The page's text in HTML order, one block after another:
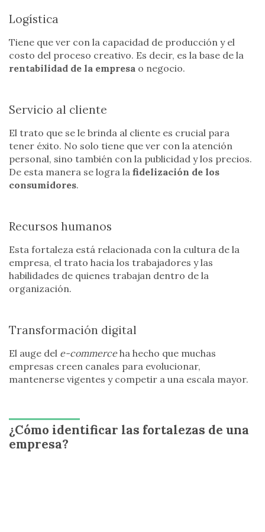
Logística
Tiene que ver con la capacidad de producción y el
costo del proceso creativo. Es decir, es la base de la
rentabilidad de la empresa o negocio.
Servicio al cliente
El trato que se le brinda al cliente es crucial para
tener éxito. No solo tiene que ver con la atención
personal, sino también con la publicidad y los precios.
De esta manera se logra la fidelización de los
consumidores.
Recursos humanos
Esta fortaleza está relacionada con la cultura de la
empresa, el trato hacia los trabajadores y las
habilidades de quienes trabajan dentro de la
organización.
Transformación digital
El auge del e-commerceha hecho que muchas
empresas creen canales para evolucionar,
mantenerse vigentes y competir a una escala mayor.
¿Cómo identificar las fortalezas de una
empresa?